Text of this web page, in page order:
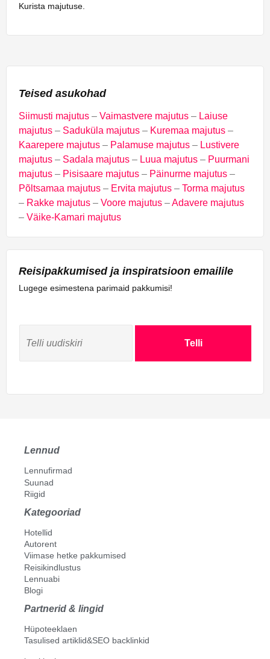
Kurista majutuse.
Teised asukohad
Siimusti majutus – Vaimastvere majutus – Laiuse
majutus – Saduküla majutus – Kuremaa majutus –
Kaarepere majutus – Palamuse majutus – Lustivere
majutus – Sadala majutus – Luua majutus – Puurmani
majutus – Pisisaare majutus – Päinurme majutus –
Põltsamaa majutus – Ervita majutus – Torma majutus
– Rakke majutus – Voore majutus –Adavere majutus
– Väike-Kamari majutus
Reisipakkumised ja inspiratsioon emailile
Lugege esimestena parimaid pakkumisi!
Telli
Lennud
Lennufirmad
Suunad
Riigid
Kategooriad
Hotellid
Autorent
Viimase hetke pakkumised
Reisikindlustus
Lennuabi
Blogi
Partnerid & lingid
Hüpoteeklaen
Tasulised artiklid&SEO backlinkid